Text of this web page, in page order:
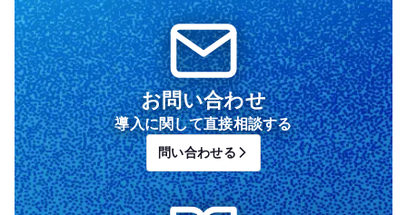
お問い合わせ
導入に関して直接相談する
問い合わせる